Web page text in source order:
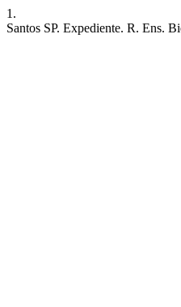
1.
Santos SP. Expediente. R. Ens.